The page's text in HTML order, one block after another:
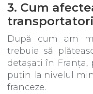
3. Cum
După cum am
trebuie să
detașați în Franța,
puțin la nivelul
franceze.